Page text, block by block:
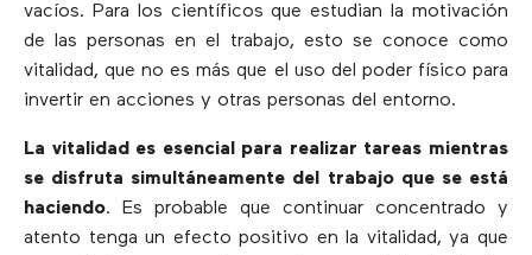
vacíos. Para los científicos que estudian la motivación
de las personas en el trabajo, esto se conoce como
vitalidad, que no es más que el uso del poder físico para
invertir en acciones y otras personas del entorno.
La vitalidad es esencial para realizar tareas mientras
se disfruta simultáneamente del trabajo que se está
haciendo. Es probable que continuar concentrado y
atento tenga un efecto positivo en la vitalidad, ya que